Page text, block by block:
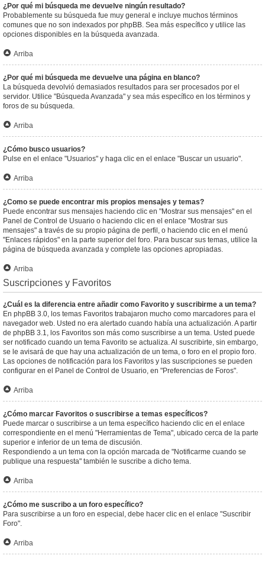
¿Por qué mi búsqueda me devuelve ningún resultado?
Probablemente su búsqueda fue muy general e incluye muchos términos
comunes que no son indexados por phpBB. Sea más específico y utilice las
opciones disponibles en la búsqueda avanzada.
Arriba
¿Por qué mi búsqueda me devuelve una página en blanco?
La búsqueda devolvió demasiados resultados para ser procesados por el
servidor. Utilice "Búsqueda Avanzada" y sea más específico en los términos y
foros de su búsqueda.
Arriba
¿Cómo busco usuarios?
Pulse en el enlace "Usuarios" y haga clic en el enlace "Buscar un usuario".
Arriba
¿Como se puede encontrar mis propios mensajes y temas?
Puede encontrar sus mensajes haciendo clic en "Mostrar sus mensajes" en el
Panel de Control de Usuario o haciendo clic en el enlace "Mostrar sus
mensajes" a través de su propio página de perfil, o haciendo clic en el menú
"Enlaces rápidos" en la parte superior del foro. Para buscar sus temas, utilice la
página de búsqueda avanzada y complete las opciones apropiadas.
Arriba
Suscripciones y Favoritos
¿Cuál es la diferencia entre añadir como Favorito y suscribirme a un tema?
En phpBB 3.0, los temas Favoritos trabajaron mucho como marcadores para el
navegador web. Usted no era alertado cuando había una actualización. A partir
de phpBB 3.1, los Favoritos son más como suscribirse a un tema. Usted puede
ser notificado cuando un tema Favorito se actualiza. Al suscribirte, sin embargo,
se le avisará de que hay una actualización de un tema, o foro en el propio foro.
Las opciones de notificación para los Favoritos y las suscripciones se pueden
configurar en el Panel de Control de Usuario, en "Preferencias de Foros".
Arriba
¿Cómo marcar Favoritos o suscribirse a temas específicos?
Puede marcar o suscribirse a un tema específico haciendo clic en el enlace
correspondiente en el menú "Herramientas de Tema", ubicado cerca de la parte
superior e inferior de un tema de discusión.
Respondiendo a un tema con la opción marcada de "Notificarme cuando se
publique una respuesta" también le suscribe a dicho tema.
Arriba
¿Cómo me suscribo a un foro específico?
Para suscribirse a un foro en especial, debe hacer clic en el enlace "Suscribir
Foro".
Arriba